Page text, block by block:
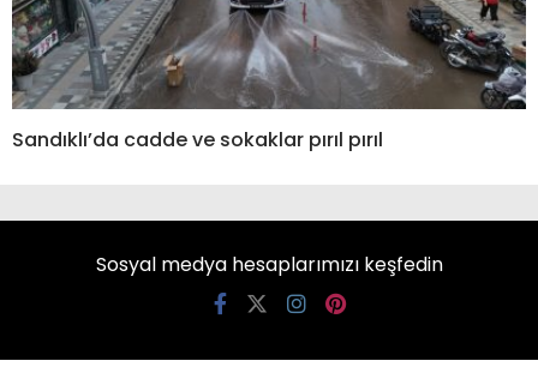
Sandıklı’da cadde ve sokaklar pırıl pırıl
Sosyal medya hesaplarımızı keşfedin